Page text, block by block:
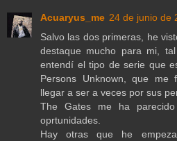
Acuaryus_me 24 de junio de
Salvo las dos primeras, he
destaque mucho para mi,
entendí el tipo de serie que
Persons Unknown, que me
llegar a ser a veces por sus
The Gates me ha
oprtunidades.
Hay otras que he